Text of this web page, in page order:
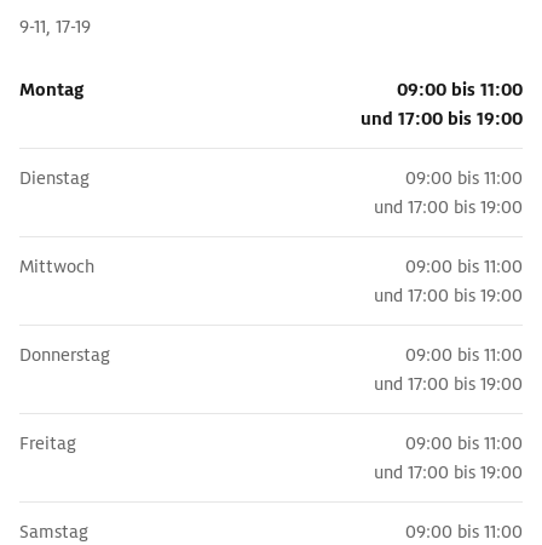
9-11, 17-19
Montag
09:00 bis 11:00
und 17:00 bis 19:00
Dienstag
09:00 bis 11:00
und 17:00 bis 19:00
Mittwoch
09:00 bis 11:00
und 17:00 bis 19:00
Donnerstag
09:00 bis 11:00
und 17:00 bis 19:00
Freitag
09:00 bis 11:00
und 17:00 bis 19:00
Samstag
09:00 bis 11:00